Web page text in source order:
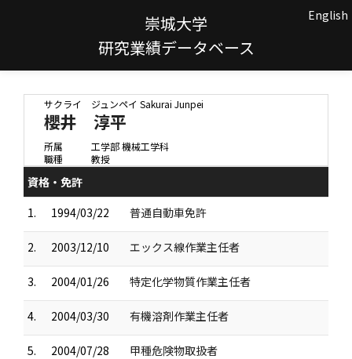
崇城大学
研究業績データベース
English
サクライ ジュンペイ Sakurai Junpei
櫻井 淳平
所属
工学部 機械工学科
職種
教授
資格・免許
1.
1994/03/22 普通自動車免許
2. 2003/12/10 エックス線作業主任者
3. 2004/01/26 特定化学物質作業主任者
4. 2004/03/30 有機溶剤作業主任者
5. 2004/07/28 甲種危険物取扱者